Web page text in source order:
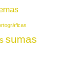
sumas